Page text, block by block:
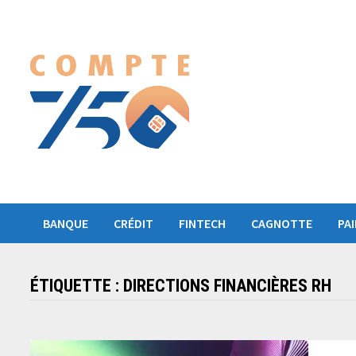
contenu
BANQUE CRÉDIT FINTECH CAGNOTTE
ÉTIQUETTE : DIRECTIONS FINANCIÈRES RH